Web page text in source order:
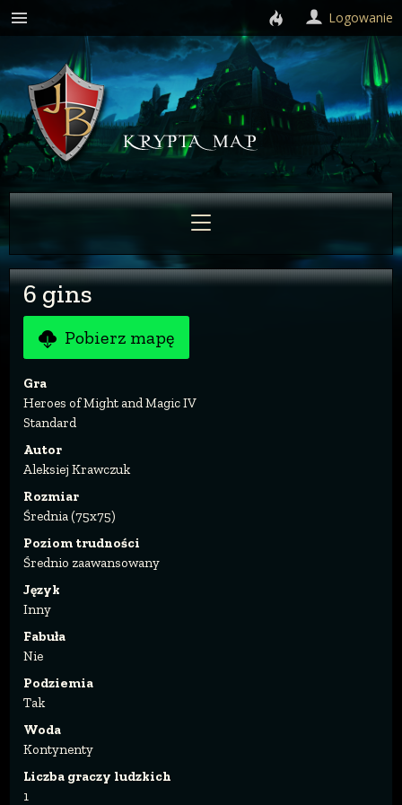
6 gins
Pobierz mapę
Gra
Heroes of Might and Magic IV
Standard
Autor
Aleksiej Krawczuk
Rozmiar
Średnia (75x75)
Poziom trudności
Średnio zaawansowany
Język
Inny
Fabuła
Nie
Podziemia
Tak
Woda
Kontynenty
Liczba graczy ludzkich
1
Logowanie